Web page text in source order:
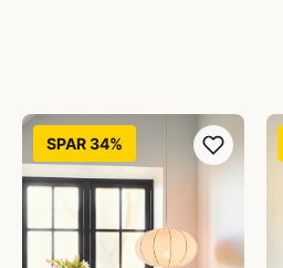
SPAR 34%